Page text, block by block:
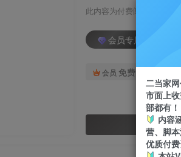
此内容为付费阅读，请付费
会员专属资源
会员 免费
二当家
市面上
部都有！
内容
营、脚
优质付